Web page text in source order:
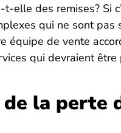
elle des remises? Si
qui ne sont pas
équipe de vente
qui devraient
la perte